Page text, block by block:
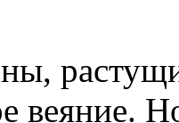
веяние.